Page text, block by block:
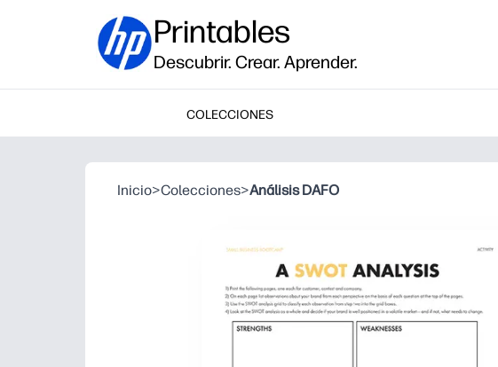
Printables
Descubrir. Crear. Aprender.
COLECCIONES
Inicio>Colecciones>Análisis DAFO